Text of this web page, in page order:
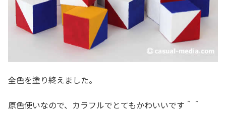
全色を塗り終えました。
原色使いなので、カラフルでとてもかわいいです＾＾